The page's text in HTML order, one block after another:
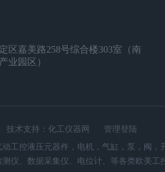
安沃
区嘉美路258号综合楼303室（南
业园区）
技术支持： 化工仪器网
管理登陆
工控液压元器件，电机，气缸，泵，阀，
仪、数据采集仪、电位计、等各类欧美工